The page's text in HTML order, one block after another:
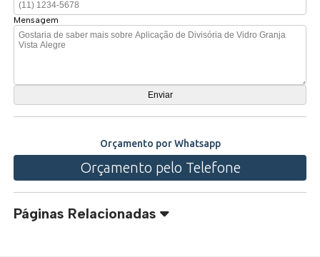
Mensagem
Orçamento por Whatsapp
Orçamento pelo Telefone
Páginas Relacionadas